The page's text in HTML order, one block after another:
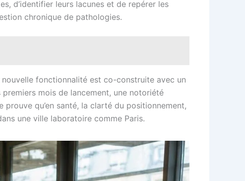
d’identifier leurs lacunes et de repérer les
chronique de pathologies.
fonctionnalité est co-construite avec un
mois de lancement, une notoriété
qu’en santé, la clarté du positionnement,
une ville laboratoire comme Paris.